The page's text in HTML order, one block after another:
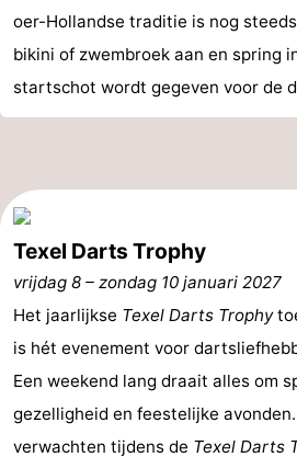
oer-Hollandse traditie is nog
bikini of zwembroek aan en spring
startschot wordt gegeven voor de
Texel Darts Trophy
vrijdag 8 – zondag 10 januari 2027
Het jaarlijkse Texel Darts Trophy
is hét evenement voor
Een weekend lang draait alles om
gezelligheid en feestelijke
verwachten tijdens de Texel Darts